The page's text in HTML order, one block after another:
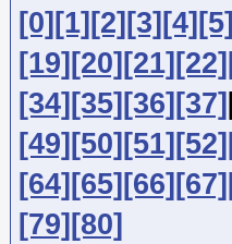
[0] [1] [2] [3] [4] [5]
[19] [20] [21] [22]
[34] [35] [36] [37]
[49] [50] [51] [52]
[64] [65] [66] [67]
[79] [80]